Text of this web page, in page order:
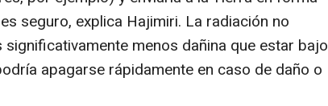
seguro, explica Hajimiri. La radiación no
menos dañina que estar bajo
apagarse rápidamente en caso de daño o